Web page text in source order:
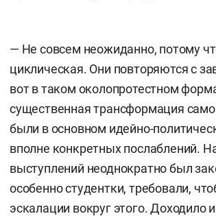
— Не совсем неожиданно, потому
циклическая. Они повторяются с
вот в таком околопротестном
существенная трансформация
были в основном идейно-
вполне конкретных послаблений.
выступлений неоднократно был
особенно студентки, требовали,
эскалации вокруг этого. Доходило